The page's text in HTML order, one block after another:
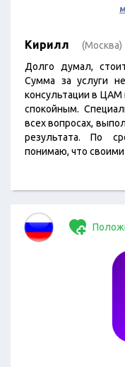
Кирилл (Москва)
Долго думал,
Сумма за услуги
консультации в ЦАМ
спокойным.
всех вопросах,
результата. По
понимаю, что